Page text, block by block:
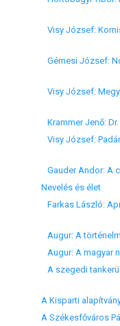
Nevelés és élet
Augur: A
Augur: A magyar